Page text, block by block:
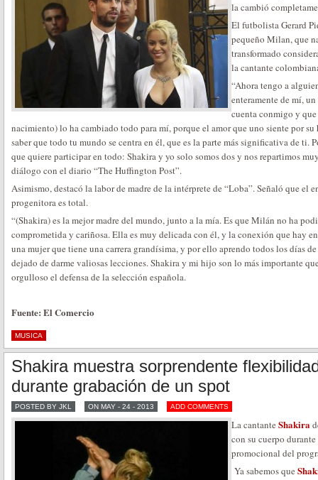
la cambió
El futbolista Gerard
pequeño Milan, que
transformado
la cantante
“Ahora tengo a
enteramente de mí,
cuenta conmigo y que
nacimiento) lo ha cambiado todo para mí, porque el amor que uno siente por
saber que todo tu mundo se centra en él, que es la parte más significativa de ti.
que quiere participar en todo: Shakira y yo solo somos dos y nos repartimos
diálogo con el diario “The Huffington Post”.
Asimismo, destacó la labor de madre de la intérprete de “Loba”. Señaló que el
progenitora es total.
“(Shakira) es la mejor madre del mundo, junto a la mía. Es que Milán no ha
comprometida y cariñosa. Ella es muy delicada con él, y la conexión que hay
una mujer que tiene una carrera grandísima, y por ello aprendo todos los días
dejado de darme valiosas lecciones. Shakira y mi hijo son lo más importante
orgulloso el defensa de la selección española.
Fuente: El Comercio
MUSICA
Shakira muestra sorprendente
durante grabación de un spot
POSTED BY JKL ON MAY - 24 - 2013 ADD COMMENTS
La cantante Shakira
con su cuerpo
promocional del
Ya sabemos que